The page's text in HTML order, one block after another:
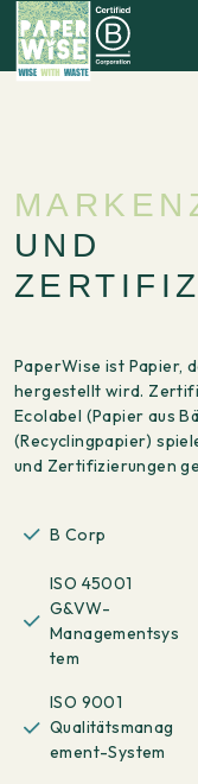
UND
PaperWise ist Papier,
hergestellt wird.
Ecolabel (Papier aus
(Recyclingpapier)
und Zertifizierungen
B Corp
ISO 45001
G&VW-
Managementsys
tem
ISO 9001
Qualitätsmanag
ement-System